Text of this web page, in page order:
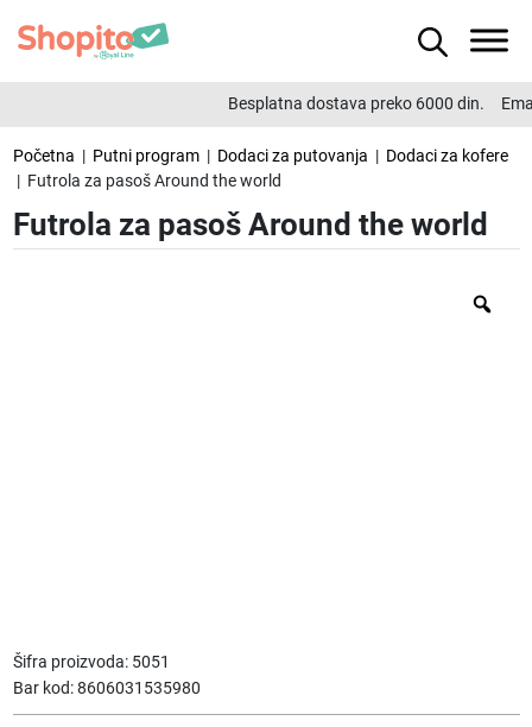
Besplatna dostava preko 6000 din.
Početna | Putni program| Dodaci za putovanja | Dodaci za kofere
| Futrola za pasoš Around the world
Futrola za pasoš Around the world
Bar kod:8606031535980
Šifra proizvoda: 5051